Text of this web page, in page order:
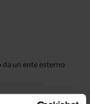
da un ente esterno